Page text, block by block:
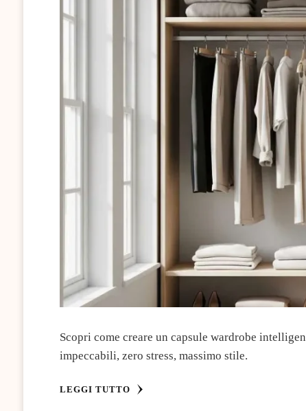
Scopri come creare un capsule wardrobe
impeccabili, zero stress, massimo stile.
LEGGI TUTTO